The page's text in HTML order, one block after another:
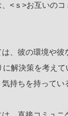
<ｓ>お互いの
、彼の環境や
解決策を考え
持ちを持ってい